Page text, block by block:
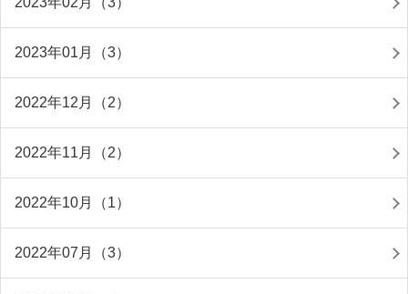
2023年01月（3）
2022年12月（2）
2022年11月（2）
2022年10月（1）
2022年07月（3）